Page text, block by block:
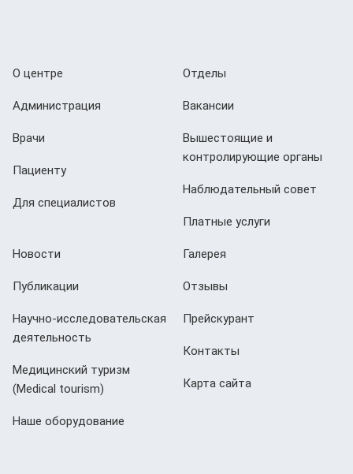
О центре
Администрация
Врачи
Пациенту
Для специалистов
Отделы
Вакансии
Вышестоящие и
контролирующие органы
Наблюдательный совет
Платные услуги
Новости
Публикации
Научно-исследовательская
деятельность
Медицинский туризм
(Мedical tourism)
Наше оборудование
Галерея
Отзывы
Прейскурант
Контакты
Карта сайта